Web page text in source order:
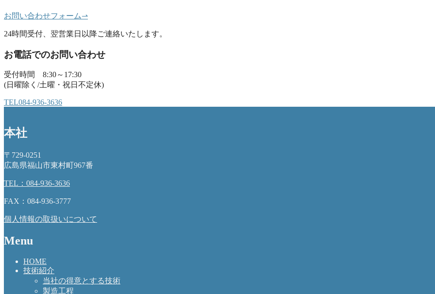
お問い合わせフォーム⇀
24時間受付、翌営業日以降ご連絡いたします。
お電話でのお問い合わせ
受付時間 8:30～17:30
(日曜除く/土曜・祝日不定休)
TEL084-936-3636
本社
〒729-0251
広島県福山市東村町967番
TEL：084-936-3636
FAX：084-936-3777
個人情報の取扱いについて
Menu
HOME
技術紹介
当社の得意とする技術
製造工程